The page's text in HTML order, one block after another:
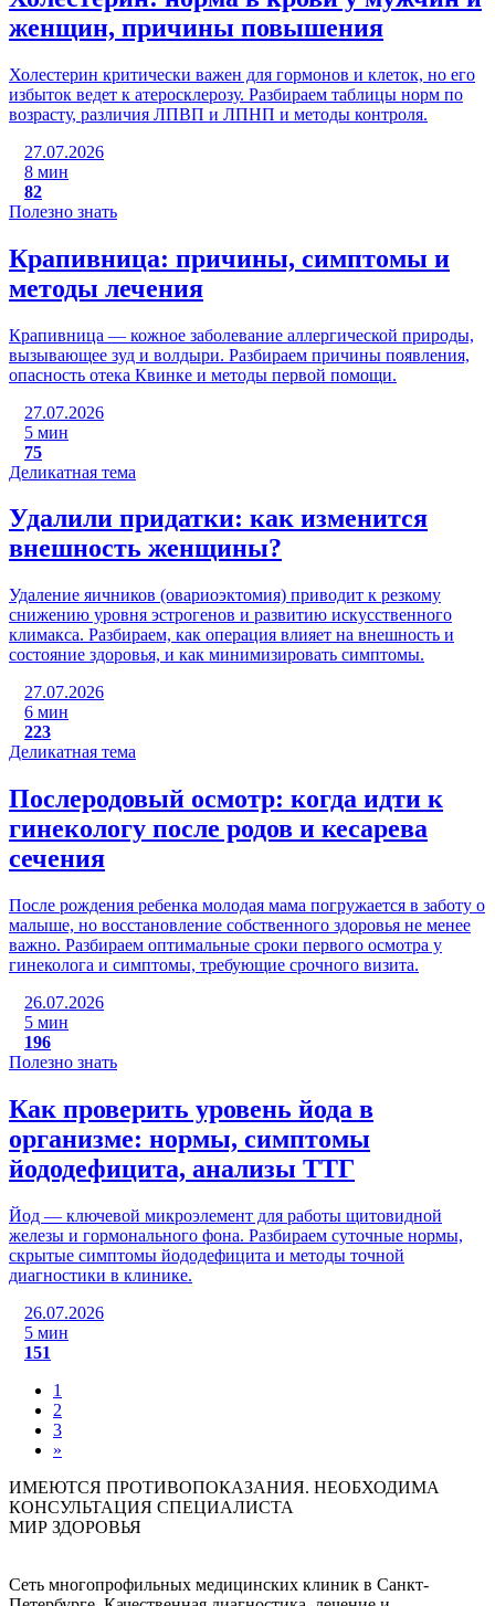
женщин, причины повышения
Холестерин критически важен для гормонов и клеток, но его
избыток ведет к атеросклерозу. Разбираем таблицы норм по
возрасту, различия ЛПВП и ЛПНП и методы контроля.
27.07.2026
8 мин
82
Полезно знать
Крапивница: причины, симптомы и
методы лечения
Крапивница — кожное заболевание аллергической природы,
вызывающее зуд и волдыри. Разбираем причины появления,
опасность отека Квинке и методы первой помощи.
27.07.2026
5 мин
75
Деликатная тема
Удалили придатки: как изменится
внешность женщины?
Удаление яичников (овариоэктомия) приводит к резкому
снижению уровня эстрогенов и развитию искусственного
климакса. Разбираем, как операция влияет на внешность и
состояние здоровья, и как минимизировать симптомы.
27.07.2026
6 мин
223
Деликатная тема
Послеродовый осмотр: когда идти к
гинекологу после родов и кесарева
сечения
После рождения ребенка молодая мама погружается в заботу о
малыше, но восстановление собственного здоровья не менее
важно. Разбираем оптимальные сроки первого осмотра у
гинеколога и симптомы, требующие срочного визита.
26.07.2026
5 мин
196
Полезно знать
Как проверить уровень йода в
организме: нормы, симптомы
йододефицита, анализы ТТГ
Йод — ключевой микроэлемент для работы щитовидной
железы и гормонального фона. Разбираем суточные нормы,
скрытые симптомы йододефицита и методы точной
диагностики в клинике.
26.07.2026
5 мин
151
1
2
3
»
ИМЕЮТСЯ ПРОТИВОПОКАЗАНИЯ. НЕОБХОДИМА
КОНСУЛЬТАЦИЯ СПЕЦИАЛИСТА
МИР ЗДОРОВЬЯ
Сеть многопрофильных медицинских клиник в Санкт-